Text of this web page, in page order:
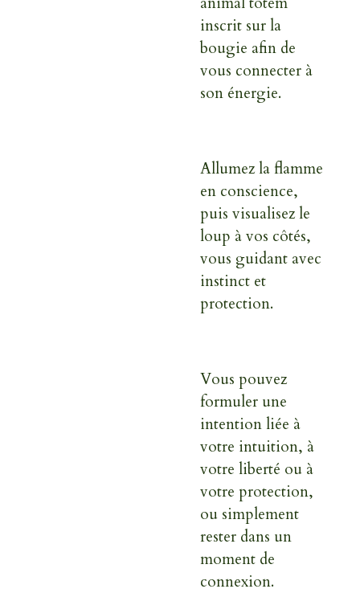
inscrit sur la
bougie afin de
vous connecter à
son énergie.
Allumez la flamme
en conscience,
puis visualisez le
loup à vos côtés,
vous guidant avec
instinct et
protection.
Vous pouvez
formuler une
intention liée à
votre intuition, à
votre liberté ou à
votre protection,
ou simplement
rester dans un
moment de
connexion.